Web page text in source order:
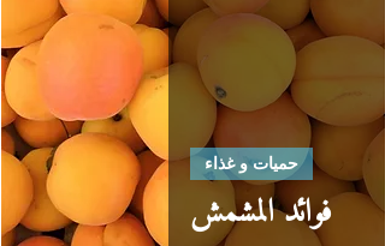
فوائد المشمش
حميات و غذاء